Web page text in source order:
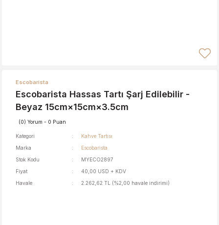
Escobarista
Escobarista Hassas Tartı Şarj Edilebilir -
Beyaz 15cm×15cm×3.5cm
(0) Yorum - 0 Puan
Kategori
Kahve Tartısı
Marka
Escobarista
Stok Kodu
MYECO2897
Fiyat
40,00 USD + KDV
Havale
2.262,62 TL (%2,00 havale indirimi)